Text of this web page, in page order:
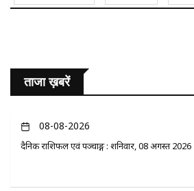
ताजा ख़बरें
08-08-2026
दैनिक राशिफल एवं पञ्चाङ्ग : शनिवार, 08 अगस्त 2026